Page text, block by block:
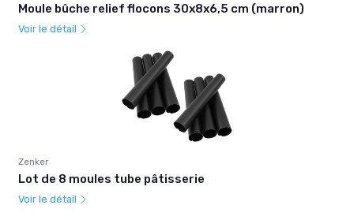
Moule bûche relief flocons 30x8x6,5 cm (marron)
Voir le détail
Zenker
Lot de 8 moules tube pâtisserie
Voir le détail